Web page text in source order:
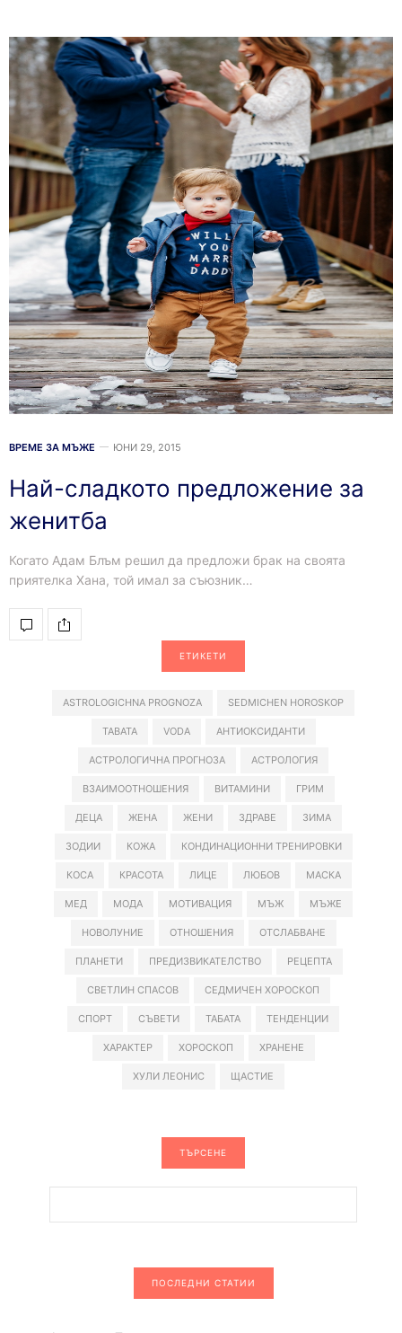
ВРЕМЕ ЗА МЪЖЕ ЮНИ 29, 2015
Най-сладкото предложение за
женитба
Когато Адам Блъм решил да предложи брак на своята
приятелка Хана, той имал за съюзник…
ЕТИКЕТИ
ASTROLOGICHNA PROGNOZA SEDMICHEN HOROSKOP
TABATA VODA АНТИОКСИДАНТИ
АСТРОЛОГИЧНА ПРОГНОЗА АСТРОЛОГИЯ
ВЗАИМООТНОШЕНИЯ ВИТАМИНИ ГРИМ
ДЕЦА ЖЕНА ЖЕНИ ЗДРАВЕ ЗИМА
ЗОДИИ КОЖА КОНДИНАЦИОННИ ТРЕНИРОВКИ
КОСА КРАСОТА ЛИЦЕ ЛЮБОВ МАСКА
МЕД МОДА МОТИВАЦИЯ МЪЖ МЪЖЕ
НОВОЛУНИЕ ОТНОШЕНИЯ ОТСЛАБВАНЕ
ПЛАНЕТИ ПРЕДИЗВИКАТЕЛСТВО РЕЦЕПТА
СВЕТЛИН СПАСОВ СЕДМИЧЕН ХОРОСКОП
СПОРТ СЪВЕТИ ТАБАТА ТЕНДЕНЦИИ
ХАРАКТЕР ХОРОСКОП ХРАНЕНЕ
ХУЛИ ЛЕОНИС ЩАСТИЕ
ТЪРСЕНЕ
ПОСЛЕДНИ СТАТИИ